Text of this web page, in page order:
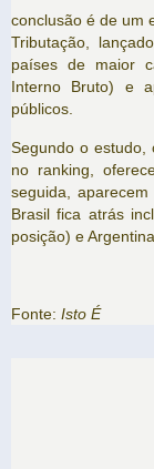
conclusão é de um
Tributação,
países de maior
Interno Bruto) e
públicos.
Segundo o estudo,
no ranking,
seguida,
Brasil fica atrás
posição) e
Fonte: Isto É